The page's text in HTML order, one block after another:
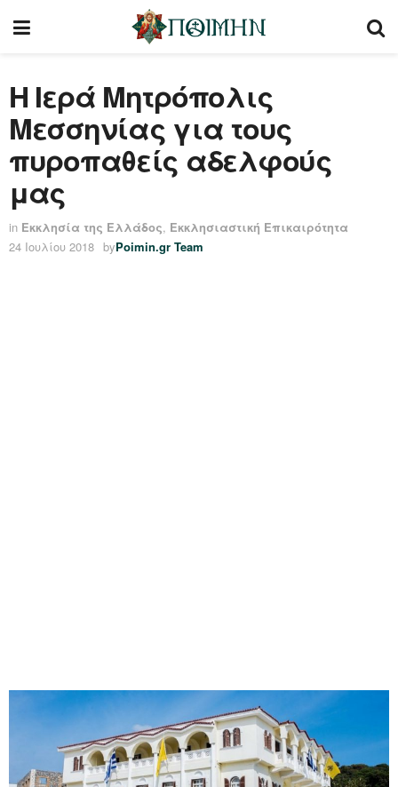
Η Ιερά Μητρόπολις
Μεσσηνίας για τους
πυροπαθείς αδελφούς
μας
in Εκκλησία της Ελλάδος, Εκκλησιαστική Επικαιρότητα
24 Ιουλίου 2018 byPoimin.gr Team